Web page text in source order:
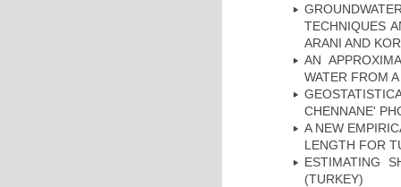
TECHNIQUES
ARANI AND
AN
WATER FROM
CHENNANE'
A NEW
LENGTH FOR
ESTIMATING
(TURKEY)